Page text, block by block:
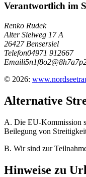
Verantwortlich im
Renko Rudek
Alter Sielweg 17 A
26427 Bensersiel
Telefon04971 912667
Emaili5n1f8o2@8h7a7p
© 2026:
Alternative
A. Die EU-Kommission
Beilegung von
B. Wir sind zur
Hinweise zu